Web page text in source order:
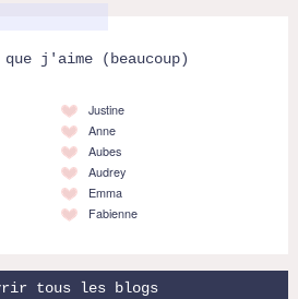
j'aime (beaucoup)
Justine
Anne
Aubes
Audrey
Emma
Fabienne
tous les blogs